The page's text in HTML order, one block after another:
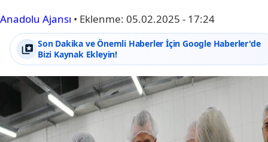
Anadolu Ajansı • Eklenme: 05.02.2025 - 17:24
Son Dakika ve Önemli Haberler İçin Google Haberler'de
Bizi Kaynak Ekleyin!